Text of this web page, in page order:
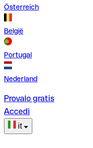
Österreich
België
Portugal
Nederland
Provalo gratis
Accedi
it